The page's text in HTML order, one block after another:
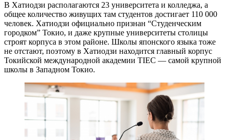
В Хатиодзи располагаются 23 университета и колледжа, а
общее количество живущих там студентов достигает 110 000
человек. Хатиодзи официально признан “Студенческим
городком” Токио, и даже крупные университеты столицы
строят корпуса в этом районе. Школы японского языка тоже
не отстают, поэтому в Хатиодзи находится главный корпус
Токийской международной академии TIEC — самой крупной
школы в Западном Токио.